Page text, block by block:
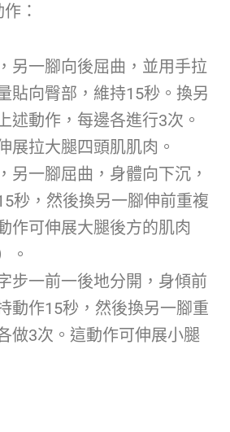
：
另一腳向後屈曲，並用手拉
貼向臀部，維持15秒。換另
述動作，每邊各進行3次。
展拉大腿四頭肌肌肉。
另一腳屈曲，身體向下沉，
秒，然後換另一腳伸前重複
作可伸展大腿後方的肌肉
。
步一前一後地分開，身傾前
動作15秒，然後換另一腳重
做3次。這動作可伸展小腿